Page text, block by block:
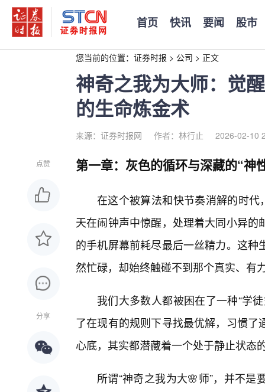
首页 快讯 要闻 股市
您当前的位置： 证券时报 > 公司 > 正文
神奇之我为大师：觉
的生命炼金术
来源：证券时报网 作者：林行止 2026-02-10
点赞
分享
第一章：灰色的循环与深藏的“神
在这个被算法和快节奏消解的时代
天在闹钟声中惊醒，处理着大同小异
的手机屏幕前耗尽最后一丝精力。这
然忙碌，却始终触碰不到那个真实、有
我们大多数人都被困在了一种“学
了在现有的规则下寻找最优解，习惯
心底，其实都潜藏着一个处于静止状态
所谓“神奇之我为大🌸师”，并不